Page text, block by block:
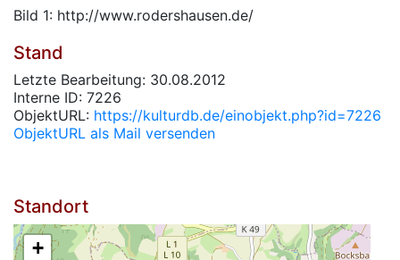
Bild 1: http://www.rodershausen.de/
Stand
Letzte Bearbeitung: 30.08.2012
Interne ID: 7226
ObjektURL: https://kulturdb.de/einobjekt.php?id=7226
ObjektURL als Mail versenden
Standort
+